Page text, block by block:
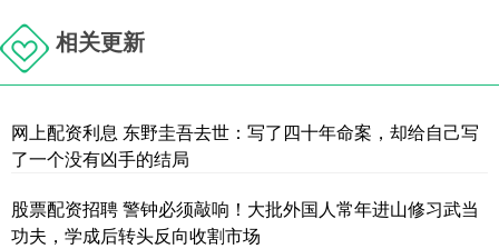
相关更新
网上配资利息 东野圭吾去世：写了四十年命案，却给自己写
了一个没有凶手的结局
股票配资招聘 警钟必须敲响！大批外国人常年进山修习武当
功夫，学成后转头反向收割市场